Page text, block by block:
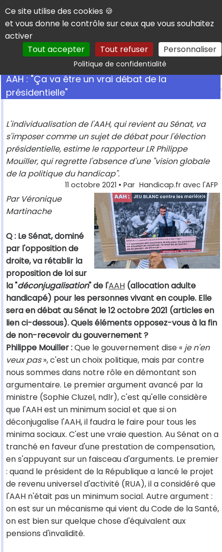
Panneau de gestion des cookies
Ce site utilise des cookies 🍪
et vous donne le contrôle sur ceux que vous souhaitez
activer
Tout accepter
Tout refuser Personnaliser
Politique de confidentialitéRechercher
AAH : "Ça va être un vrai débat de la
présidentielle"
L'individualisation de l'AAH, qui revient au Sénat, va
s'imposer comme un sujet de débat pour l'élection
présidentielle, estime le rapporteur LR Philippe
Mouiller, qui regrette l'absence d'une "vision globale
de la politique du handicap".
11 octobre 2021 • Par Handicap.fr avec l'AFP
Par Véronique
Martinache
Q : Le Sénat, dominé
par l'opposition de
droite, va rétablir la
proposition de loi sur
la "déconjugalisation" de l'AAH (allocation adulte
handicapé) pour les personnes vivant en couple. Elle
sera en débat au Sénat le 12 octobre 2021 (articles en
lien ci-dessous). Quels éléments opposez-vous à la fin
de non-recevoir du gouvernement ?
Philippe Mouiller :Que le gouvernement dise « je n'en
veux pas», c'est un choix politique, mais par contre
nous sommes dans notre rôle en démontant son
argumentaire. Le premier argument avancé par la
ministre (Sophie Cluzel, ndlr), c'est qu'elle considère
que l'AAH est un minimum social et que si on
déconjugalise l'AAH, il faudra le faire pour tous les
minima sociaux. C'est une vraie question. Au Sénat on a
tranché en faveur d'une prestation de compensation,
en s'appuyant sur un faisceau d'arguments. Le premier
: quand le président de la République a lancé le projet
de revenu universel d'activité (RUA), il a considéré que
l'AAH n'était pas un minimum social. Autre argument :
on est sur un mécanisme qui vient du Code de la Santé,
on est bien sur quelque chose d'équivalent aux
pensions d'invalidité.